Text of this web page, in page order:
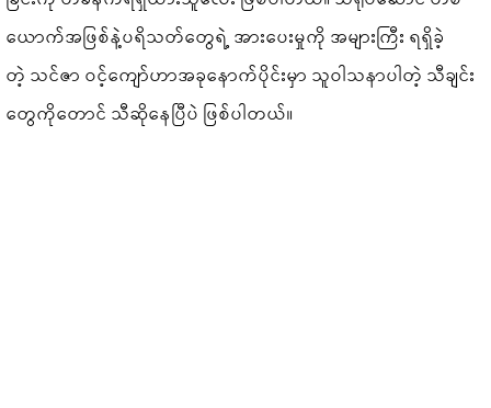
ယောက်အဖြစ်နဲ့ပရိသတ်တွေရဲ့ အားပေးမှုကို အများကြီး ရရှိခဲ့
တဲ့ သင်ဇာ ဝင့်ကျော်ဟာအခုနောက်ပိုင်းမှာ သူဝါသနာပါတဲ့ သီချင်း
တွေကိုတောင် သီဆိုနေပြီပဲ ဖြစ်ပါတယ်။